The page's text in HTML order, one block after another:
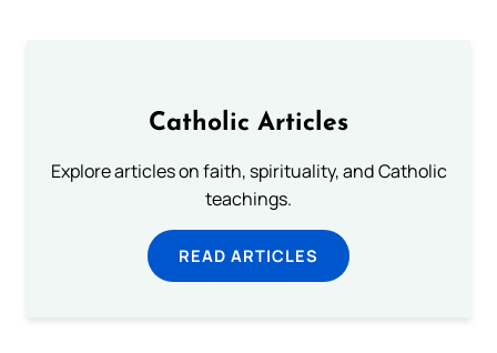
Catholic Articles
Explore articles on faith, spirituality, and Catholic
teachings.
READ ARTICLES